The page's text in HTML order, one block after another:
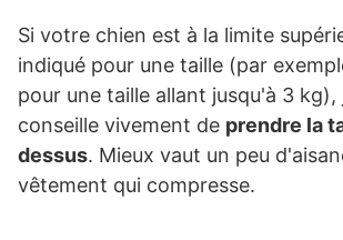
Si votre chien est à la limite
indiqué pour une taille (par
pour une taille allant jusqu'à 3 kg),
conseille vivement de prendre la
dessus. Mieux vaut un peu
vêtement qui compresse.